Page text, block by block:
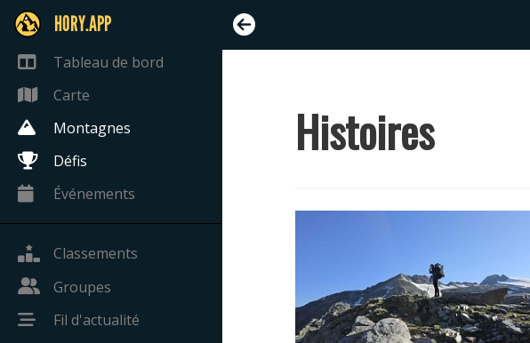
HORY.APP
Tableau de bord
Carte
Montagnes
Défis
Événements
Classements
Groupes
Fil d'actualité
Histoires